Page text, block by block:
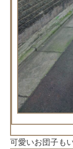
可愛いお団子も